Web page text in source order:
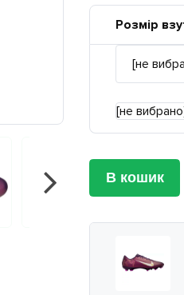
Розмір
[не
В кошик